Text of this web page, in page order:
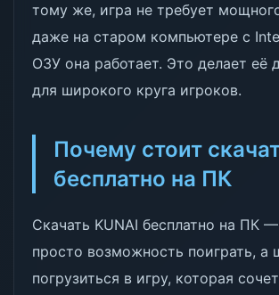
тому же, игра не требует
даже на старом компьютере с
ОЗУ она работает. Это делает её
для широкого круга игроков.
Почему стоит
бесплатно на ПК
Скачать KUNAI бесплатно на ПК
просто возможность поиграть, а
погрузиться в игру, которая